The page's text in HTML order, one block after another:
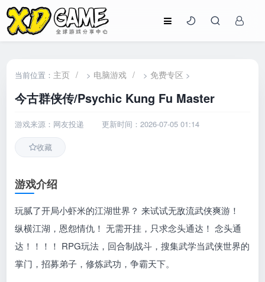
当前位置： 主页 / > 电脑游戏 / > 免费专区 >
今古群侠传/Psychic Kung Fu Master
游戏来源：网友投递 更新时间：2026-07-05 01:14
收藏
游戏介绍
玩腻了开局小虾米的江湖世界？ 来试试无敌流武侠爽游！
纵横江湖，恩怨情仇！ 无需开挂，只求念头通达！ 念头通
达！！！！ RPG玩法，回合制战斗，搜集武学当武侠世界的
掌门，招募弟子，修炼武功，争霸天下。